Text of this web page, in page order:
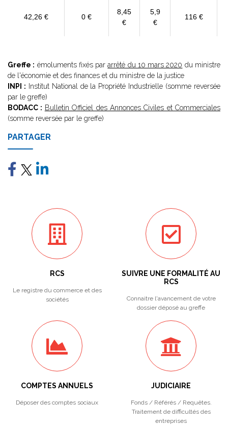
42,26 € 0 €
8,45
€
5,9
€
116 €
Greffe : émoluments fixés pararrêté du 10 mars 2020 du ministre
de l'économie et des finances et du ministre de la justice
INPI : Institut National de la Propriété Industrielle (somme reversée
par le greffe)
BODACC : Bulletin Officiel des Annonces Civiles et Commerciales
(somme reversée par le greffe)
PARTAGER
RCS
Le registre du commerce et des
sociétés
SUIVRE UNE FORMALITÉ AU
RCS
Connaitre l'avancement de votre
dossier déposé au greffe
COMPTES ANNUELS
Déposer des comptes sociaux
JUDICIAIRE
Fonds / Référés / Requêtes.
Traitement de difficultés des
entreprises